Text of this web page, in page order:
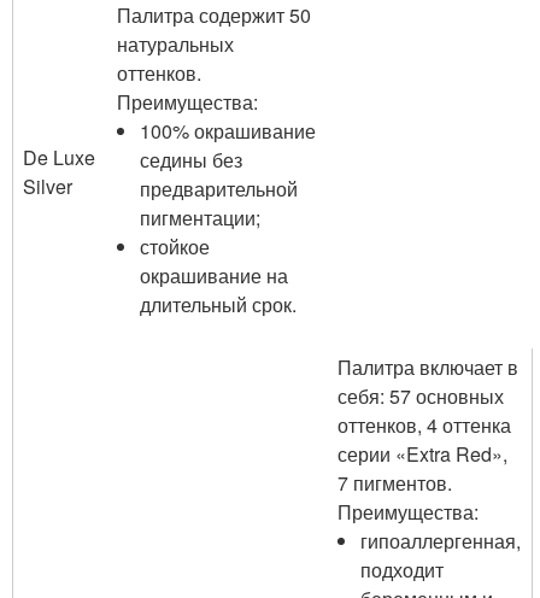
De Luxe
Silver
Палитра содержит 50
натуральных
оттенков.
Преимущества:
100% окрашивание
седины без
предварительной
пигментации;
стойкое
окрашивание на
длительный срок.
Палитра включает в
себя: 57 основных
оттенков, 4 оттенка
серии «Extra Red»,
7 пигментов.
Преимущества:
гипоаллергенная,
подходит